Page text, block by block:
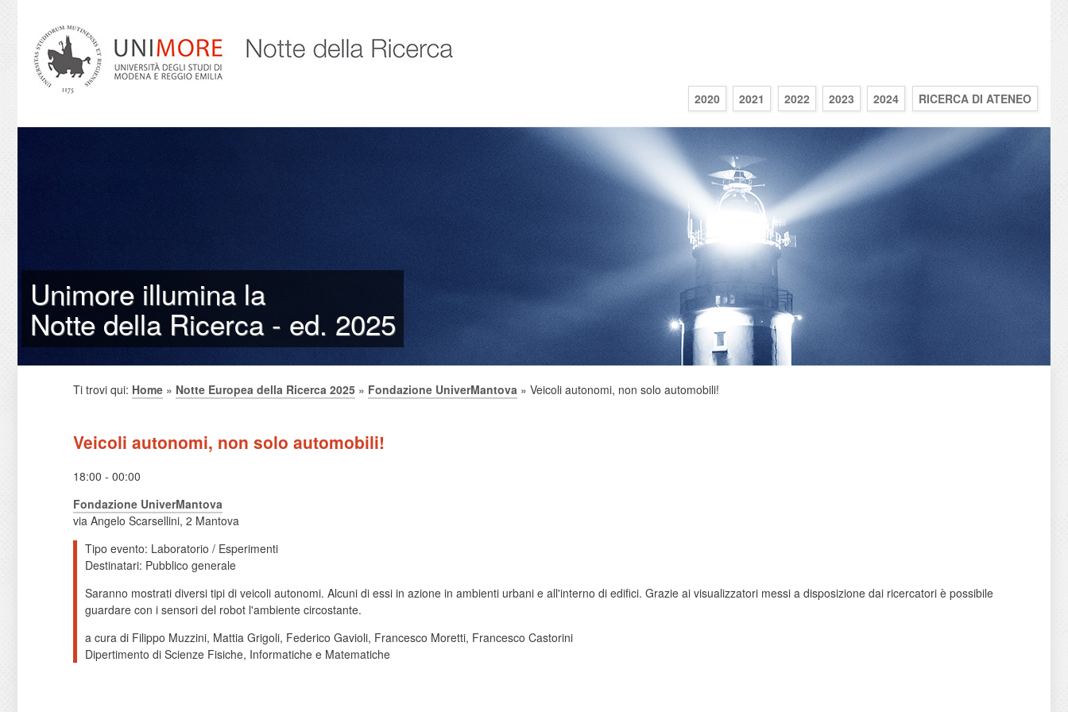
2020 2021 2022 2023 2024 RICERCA DI ATENEO
Unimore illumina la
Notte della Ricerca - ed. 2025
Ti trovi qui: Home » Notte Europea della Ricerca 2025 » Fondazione UniverMantova » Veicoli autonomi, non solo automobili!
Veicoli autonomi, non solo automobili!
18:00 - 00:00
Fondazione UniverMantova
via Angelo Scarsellini, 2 Mantova
Tipo evento: Laboratorio / Esperimenti
Destinatari: Pubblico generale
Saranno mostrati diversi tipi di veicoli autonomi. Alcuni di essi in azione in ambienti urbani e all'interno di edifici. Grazie ai visualizzatori messi a disposizione dai ricercatori è possibile
guardare con i sensori del robot l'ambiente circostante.
a cura di Filippo Muzzini, Mattia Grigoli, Federico Gavioli, Francesco Moretti, Francesco Castorini
Dipertimento di Scienze Fisiche, Informatiche e Matematiche